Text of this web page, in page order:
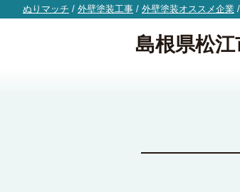
ぬりマッチ / 外壁塗装工事 / 外壁塗装オススメ企業 /
島根県松